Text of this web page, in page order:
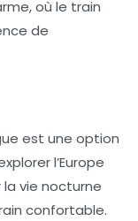
où le train
de
est une option
l’Europe
vie nocturne
confortable.